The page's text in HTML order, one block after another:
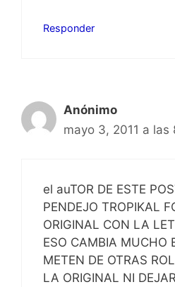
Responder
Anónimo
mayo 3, 2011 a las
el auTOR DE ESTE
PENDEJO TROPIKAL
ORIGINAL CON LA
ESO CAMBIA MUCHO
METEN DE OTRAS
LA ORIGINAL NI